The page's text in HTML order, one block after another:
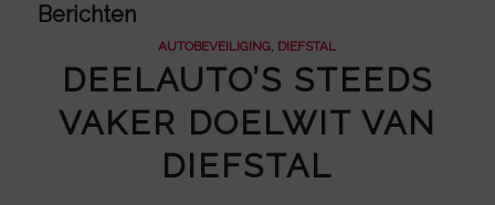
Berichten
AUTOBEVEILIGING, DIEFSTAL
DEELAUTO’S STEEDS
VAKER DOELWIT VAN
DIEFSTAL